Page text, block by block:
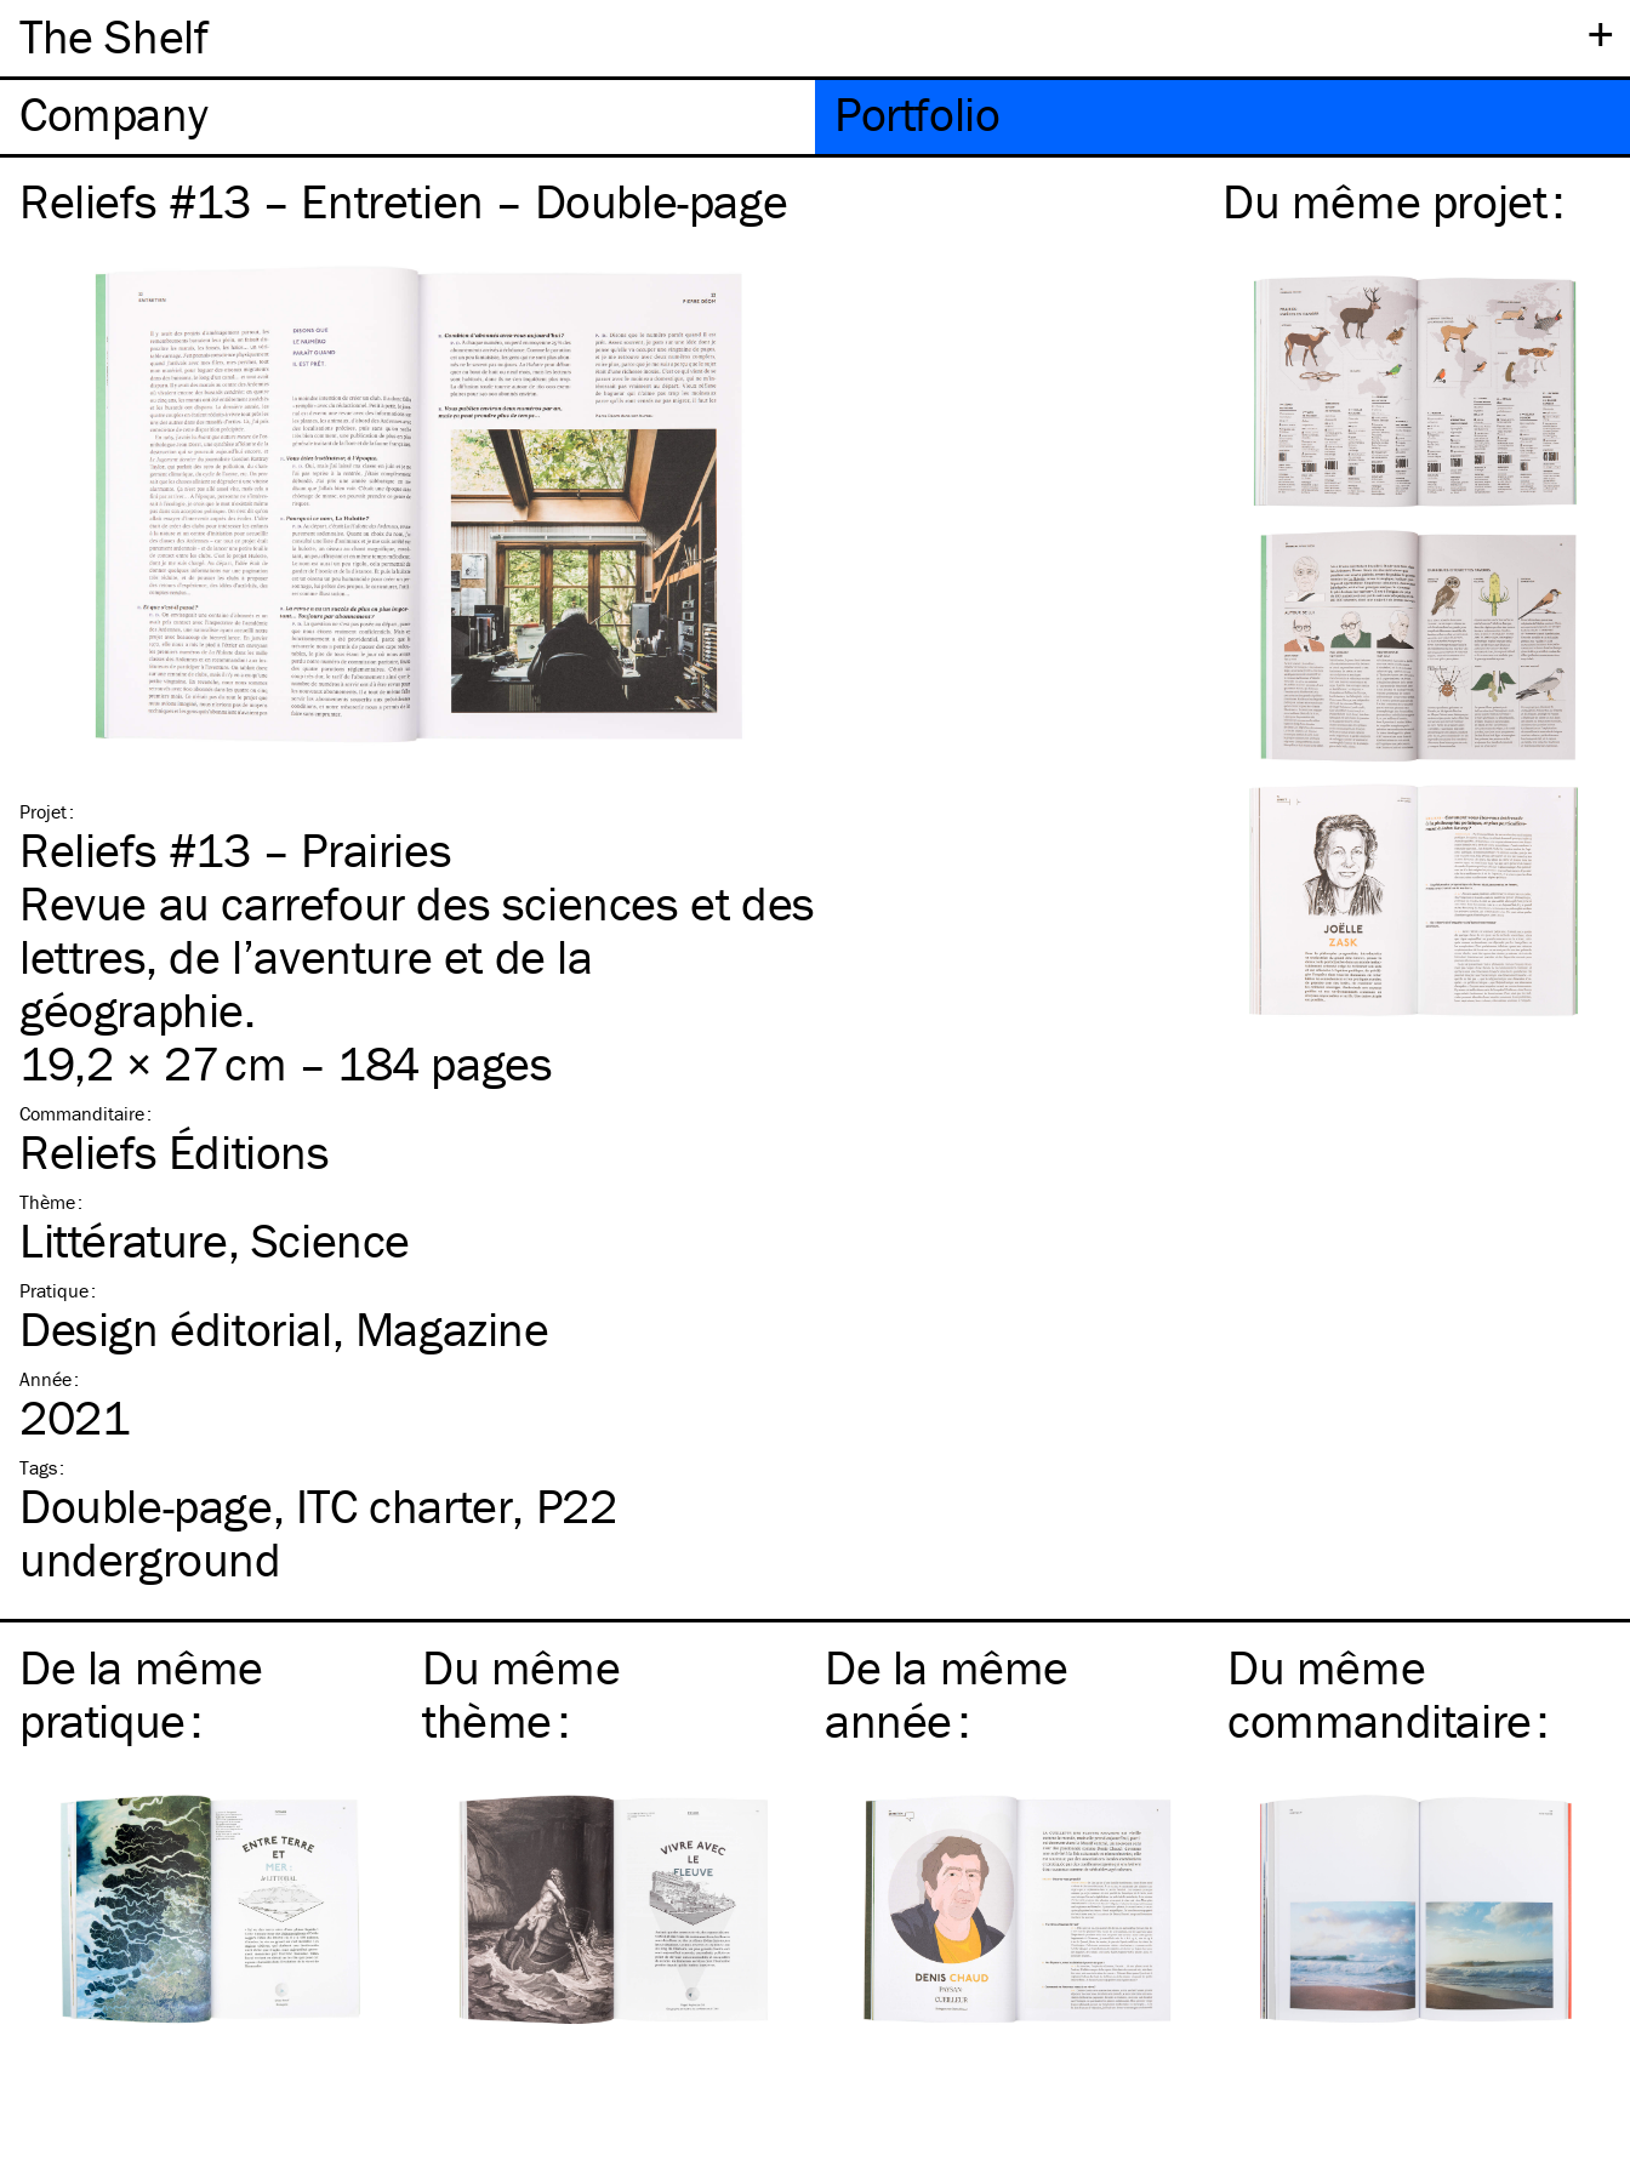
+
The Shelf
Company
Portfolio
Reliefs #13 – Entretien – Double-page
Projet:
Reliefs #13 – Prairies
Revue au carrefour des sciences et des
lettres, de l’aventure et de la
géographie.
19,2 × 27 cm – 184 pages
Commanditaire:
Reliefs Éditions
Thème:
Littérature Science
Pratique:
Design éditorial Magazine
Année:
2021
Tags:
Double-page ITCcharter P22
underground
Du même projet:
De la même
pratique:
Du même
thème:
De la même
année:
Du même
commanditaire: